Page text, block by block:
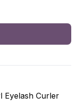
Eyelash Curler